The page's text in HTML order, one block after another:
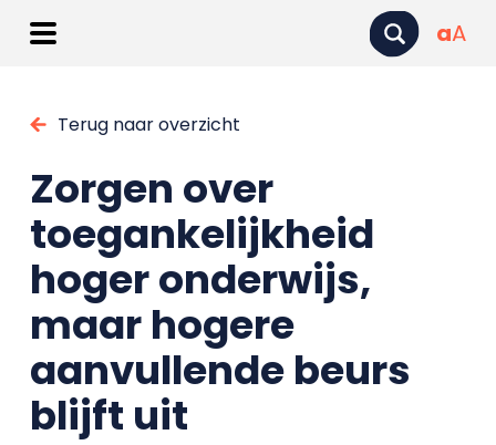
aA
Terug naar overzicht
Zorgen over
toegankelijkheid
hoger onderwijs,
maar hogere
aanvullende beurs
blijft uit